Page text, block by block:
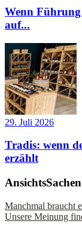
Wenn
auf...
29. Juli 2026
Tradis: wenn
erzählt
AnsichtsSachen
Manchmal braucht
Unsere Meinung